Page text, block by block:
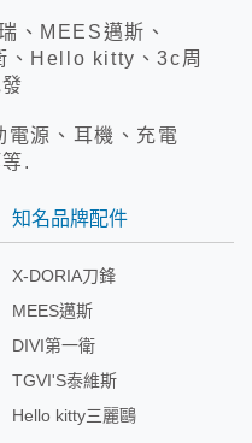
、MEES邁斯、
、Hello kitty、3c周
電源、耳機、充電
.
知名品牌配件
X-DORIA刀鋒
MEES邁斯
DIVI第一衛
TGVI'S泰維斯
Hello kitty三麗鷗